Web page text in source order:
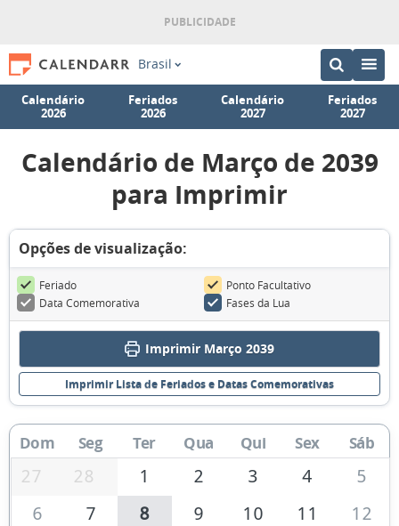
Brasil
Calendário
2026
Feriados
2026
Calendário
2027
Feriados
2027
Calendário de Março de 2039
para Imprimir
Opções de visualização:
Feriado
Ponto Facultativo
Data Comemorativa
Fases da Lua
Imprimir Março 2039
Imprimir Lista de Feriados e Datas Comemorativas
Dom Seg Ter Qua Qui Sex Sáb
27 28 1 2 3 4
5
6
7 8 9 10 11
12